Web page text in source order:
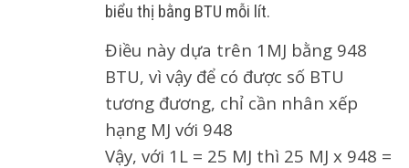
biểu thị bằng BTU mỗi lít.
Điều này dựa trên 1MJ bằng 948
BTU, vì vậy để có được số BTU
tương đương, chỉ cần nhân xếp
hạng MJ với 948
Vậy, với 1L = 25 MJ thì 25 MJ x 948 =